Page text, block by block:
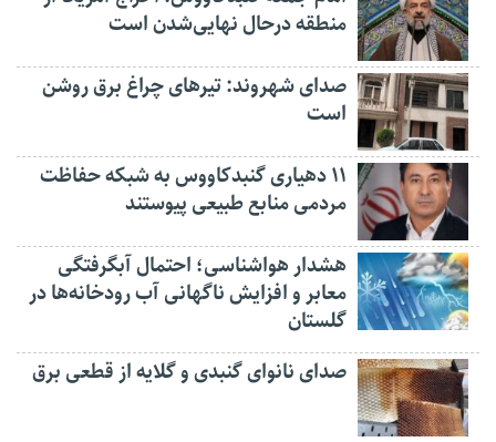
منطقه درحال نهایی‌شدن است
صدای شهروند: تیرهای چراغ برق روشن
است
۱۱ دهیاری گنبدکاووس به شبکه حفاظت
مردمی منابع طبیعی پیوستند
هشدار هواشناسی؛ احتمال آبگرفتگی
معابر و افزایش ناگهانی آب رودخانه‌ها در
گلستان
صدای نانوای گنبدی و گلایه از قطعی برق